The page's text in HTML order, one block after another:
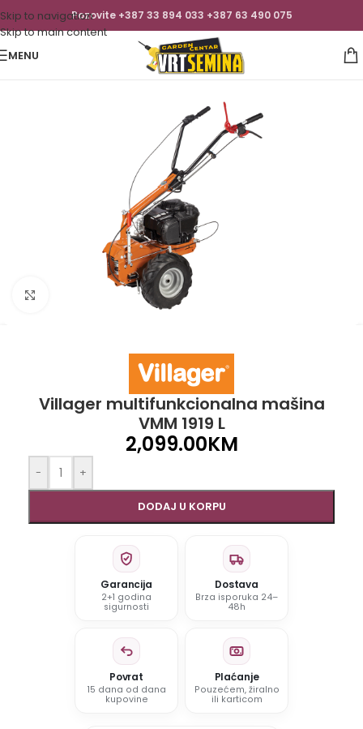
Skip to navigation
Skip to main content
Pozovite +387 33 894 033 +387 63 490 075
MENU
Villager multifunkcionalna mašina
VMM 1919 L
2,099.00KM
- +
DODAJ U KORPU
Garancija
2+1 godina
sigurnosti
Dostava
Brza isporuka 24–
48h
Povrat
15 dana od dana
kupovine
Plaćanje
Pouzećem, žiralno
ili karticom